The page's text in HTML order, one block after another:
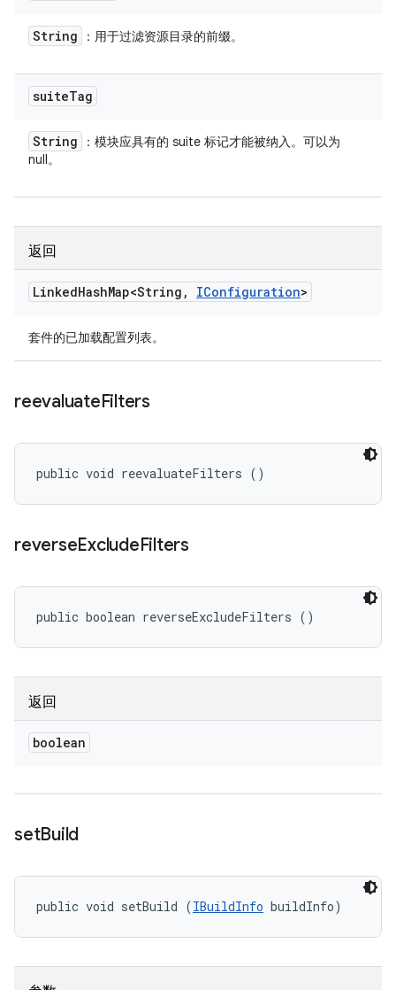
String ：用于过滤资源目录的前缀。
suiteTag
String
：模块应具有的 suite 标记才能被纳入。可以为
null。
返回
LinkedHashMap<String , IConfiguration>
套件的已加载配置列表。
reevaluateFilters
public void reevaluateFilters ()
reverseExcludeFilters
public boolean reverseExcludeFilters ()
返回
boolean
setBuild
public void setBuild (IBuildInfo buildInfo)